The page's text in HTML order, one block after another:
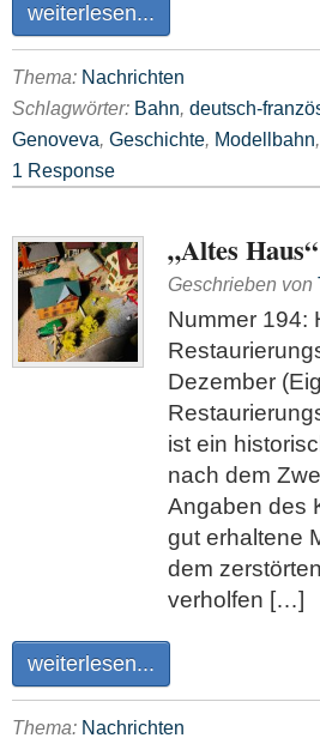
weiterlesen...
Thema: Nachrichten
Schlagwörter: Bahn, deutsch-
Genoveva, Geschichte, Modellbahn,
1 Response
„Altes
Geschrieben von
Nummer 194:
Dezember
ist ein
nach dem
Angaben des
gut erhaltene
dem
verholfen […]
weiterlesen...
Thema: Nachrichten